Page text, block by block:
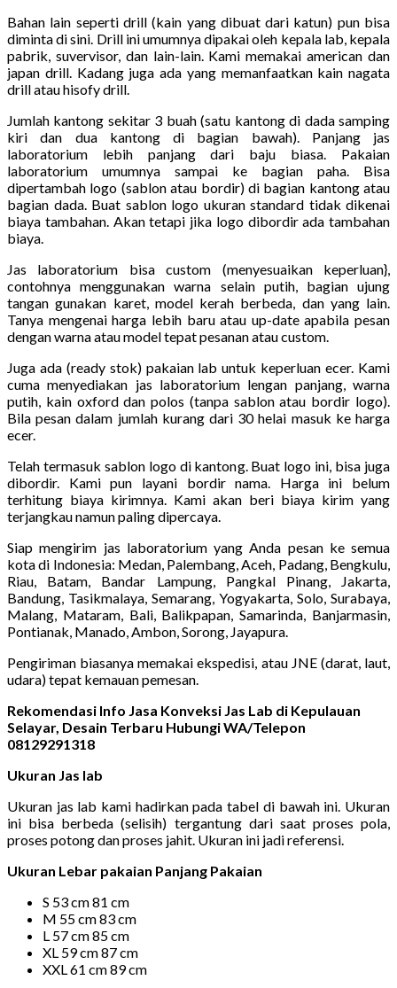
Bahan lain seperti drill (kain yang dibuat dari katun) pun bisa
diminta di sini. Drill ini umumnya dipakai oleh kepala lab, kepala
pabrik, suvervisor, dan lain-lain. Kami memakai american dan
japan drill. Kadang juga ada yang memanfaatkan kain nagata
drill atau hisofy drill.
Jumlah kantong sekitar 3 buah (satu kantong di dada samping
kiri dan dua kantong di bagian bawah). Panjang jas
laboratorium lebih panjang dari baju biasa. Pakaian
laboratorium umumnya sampai ke bagian paha. Bisa
dipertambah logo (sablon atau bordir) di bagian kantong atau
bagian dada. Buat sablon logo ukuran standard tidak dikenai
biaya tambahan. Akan tetapi jika logo dibordir ada tambahan
biaya.
Jas laboratorium bisa custom (menyesuaikan keperluan},
contohnya menggunakan warna selain putih, bagian ujung
tangan gunakan karet, model kerah berbeda, dan yang lain.
Tanya mengenai harga lebih baru atau up-date apabila pesan
dengan warna atau model tepat pesanan atau custom.
Juga ada (ready stok) pakaian lab untuk keperluan ecer. Kami
cuma menyediakan jas laboratorium lengan panjang, warna
putih, kain oxford dan polos (tanpa sablon atau bordir logo).
Bila pesan dalam jumlah kurang dari 30 helai masuk ke harga
ecer.
Telah termasuk sablon logo di kantong. Buat logo ini, bisa juga
dibordir. Kami pun layani bordir nama. Harga ini belum
terhitung biaya kirimnya. Kami akan beri biaya kirim yang
terjangkau namun paling dipercaya.
Siap mengirim jas laboratorium yang Anda pesan ke semua
kota di Indonesia: Medan, Palembang, Aceh, Padang, Bengkulu,
Riau, Batam, Bandar Lampung, Pangkal Pinang, Jakarta,
Bandung, Tasikmalaya, Semarang, Yogyakarta, Solo, Surabaya,
Malang, Mataram, Bali, Balikpapan, Samarinda, Banjarmasin,
Pontianak, Manado, Ambon, Sorong, Jayapura.
Pengiriman biasanya memakai ekspedisi, atau JNE (darat, laut,
udara) tepat kemauan pemesan.
Rekomendasi Info Jasa Konveksi Jas Lab di Kepulauan
Selayar, Desain Terbaru Hubungi WA/Telepon
08129291318
Ukuran Jas lab
Ukuran jas lab kami hadirkan pada tabel di bawah ini. Ukuran
ini bisa berbeda (selisih) tergantung dari saat proses pola,
proses potong dan proses jahit. Ukuran ini jadi referensi.
Ukuran Lebar pakaian Panjang Pakaian
S 53 cm 81 cm
M 55 cm 83 cm
L 57 cm 85 cm
XL 59 cm 87 cm
XXL 61 cm 89 cm